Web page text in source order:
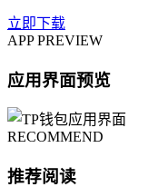
立即下载
APP PREVIEW
应用界面预览
RECOMMEND
推荐阅读